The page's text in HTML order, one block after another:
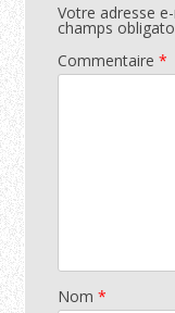
Votre adresse
champs
Commentaire *
Nom *